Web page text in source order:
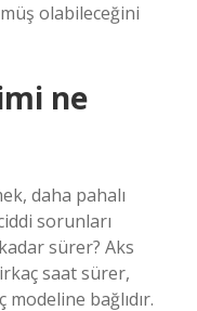
olabileceğini
ne
daha pahalı
sorunları
sürer? Aks
saat sürer,
modeline bağlıdır.